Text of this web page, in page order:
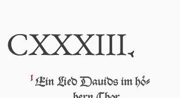
CXXXIII.
1 Ein Lied Dauids im hö-